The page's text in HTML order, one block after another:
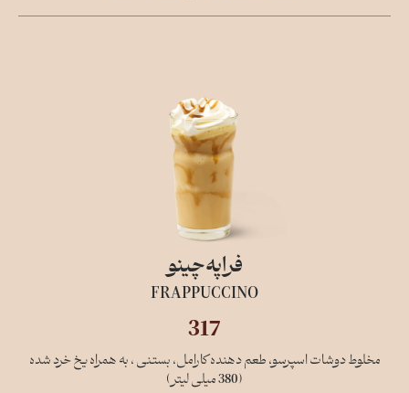
فراپه‌چینو
FRAPPUCCINO
317
مخلوط دوشات اسپرسو، طعم دهنده کارامل، بستنی ، به همراه یخ خرد شده
(380 میلی لیتر)